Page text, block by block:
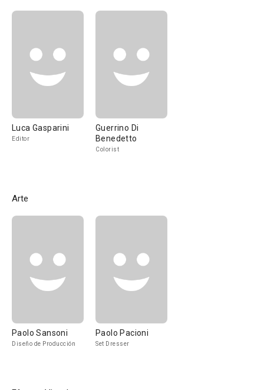
Luca Gasparini
Editor
Guerrino Di
Benedetto
Colorist
Arte
Paolo Sansoni
Diseño de Producción
Paolo Pacioni
Set Dresser